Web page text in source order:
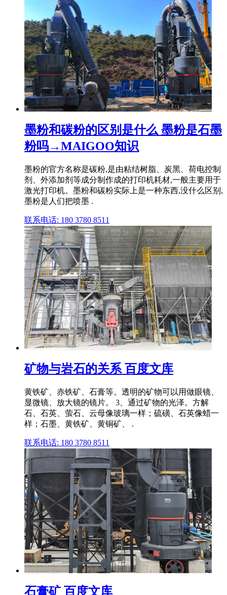
墨粉和碳粉的区别是什么 墨粉是石墨
粉吗→MAIGOO知识
墨粉的官方名称是碳粉,是由粘结树脂、炭黑、荷电控制
剂、外添加剂等成分制作成的打印机耗材,一般主要用于
激光打印机。墨粉和碳粉实际上是一种东西,没什么区别,
墨粉是人们把喷墨 .
联系电话: 180 3780 8511
矿物与岩石的关系 百度文库
黄铁矿、赤铁矿、石膏等。透明的矿物可以用做眼镜、
显微镜、放大镜的镜片。 3、通过矿物的光泽。方解
石、石英、萤石、云母像玻璃一样；硫磺、石英像蜡一
样；石墨、黄铁矿、黄铜矿、 .
联系电话: 180 3780 8511
石膏矿 百度文库